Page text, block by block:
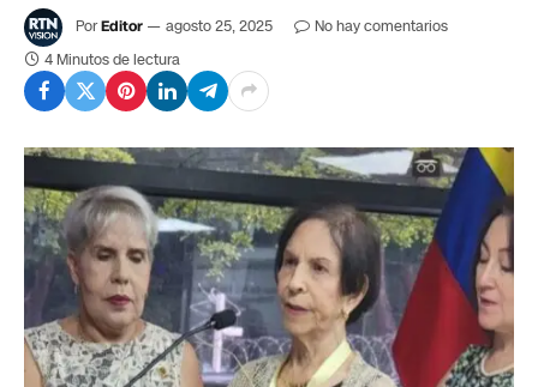
PorEditor agosto 25, 2025
No hay comentarios
4 Minutos de lectura